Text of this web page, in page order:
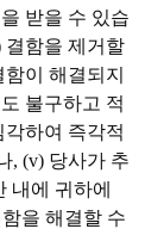
받을 수 있습
결함을 제거할
이 해결되지
불구하고 적
하여 즉각적
, (v) 당사가 추
내에 귀하에
을 해결할 수